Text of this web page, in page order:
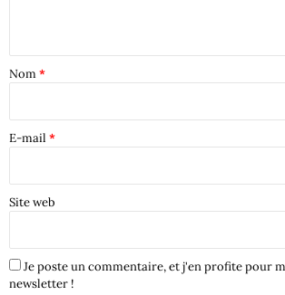
Nom*
E-mail *
Site web
Je poste un commentaire, et j'en profite pour
newsletter !